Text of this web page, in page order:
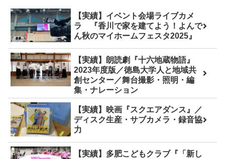
【実績】イベント会場ライブカメ
ラ 『香川で家を建てよう！よんで
ん秋のマイホームフェスタ2025』
【実績】朗読劇『十六地蔵物語』
2023年度版／徳島大学人と地域共
創センター／舞台撮影・照明・編
集・ナレーション
【実績】映画『スクエアダンス』／
ディスク生産・サブカメラ・録音協
力
【実績】多肥こどもクラブ『「新し